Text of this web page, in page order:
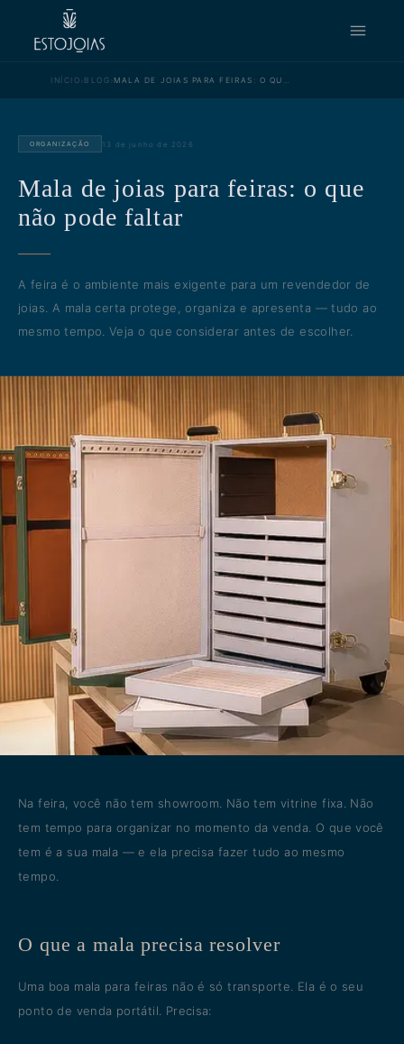
INÍCIO › BLOG › MALA DE JOIAS PARA FEIRAS: O QUE NÃO PODE FALTAR
ORGANIZAÇÃO 13 de junho de 2026
Mala de joias para feiras: o que
não pode faltar
A feira é o ambiente mais exigente para um revendedor de
joias. A mala certa protege, organiza e apresenta — tudo ao
mesmo tempo. Veja o que considerar antes de escolher.
Na feira, você não tem showroom. Não tem vitrine fixa. Não
tem tempo para organizar no momento da venda. O que você
tem é a sua mala — e ela precisa fazer tudo ao mesmo
tempo.
O que a mala precisa resolver
Uma boa mala para feiras não é só transporte. Ela é o seu
ponto de venda portátil. Precisa: